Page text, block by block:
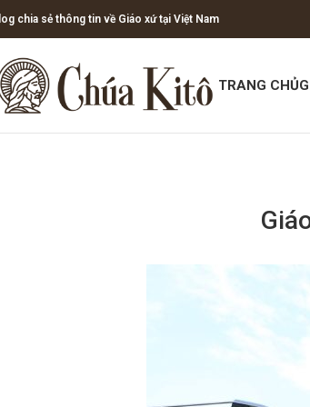
chia sẻ thông tin về Giáo xứ tại Việt Nam
TRANG CHỦ